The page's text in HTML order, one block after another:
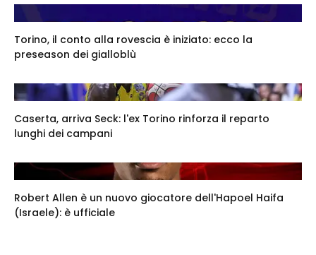
Torino, il conto alla rovescia è iniziato: ecco la
preseason dei gialloblù
Caserta, arriva Seck: l'ex Torino rinforza il reparto
lunghi dei campani
Robert Allen è un nuovo giocatore dell'Hapoel Haifa
(Israele): è ufficiale